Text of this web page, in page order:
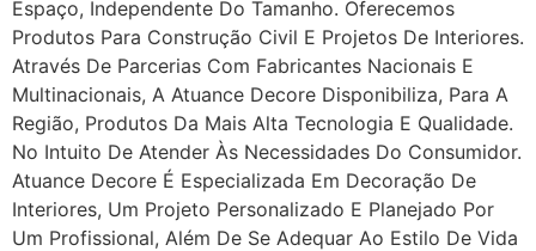
Espaço, Independente Do Tamanho. Oferecemos
Produtos Para Construção Civil E Projetos De Interiores.
Através De Parcerias Com Fabricantes Nacionais E
Multinacionais, A Atuance Decore Disponibiliza, Para A
Região, Produtos Da Mais Alta Tecnologia E Qualidade.
No Intuito De Atender Às Necessidades Do Consumidor.
Atuance Decore É Especializada Em Decoração De
Interiores, Um Projeto Personalizado E Planejado Por
Um Profissional, Além De Se Adequar Ao Estilo De Vida